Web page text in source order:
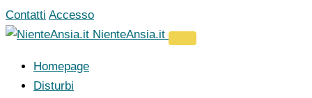
Vai
al
Contatti Accesso
NienteAnsia.it
Homepage
Disturbi